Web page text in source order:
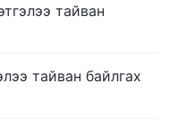
тайван
тайван байлгах